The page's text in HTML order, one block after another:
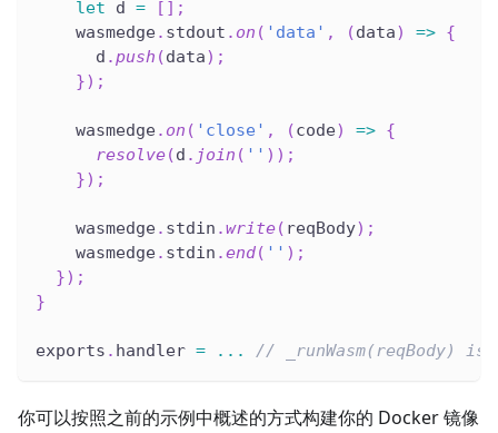
let d = [ ] ;
    wasmedge
. stdout . on ( 'data' , (data) => {
      d
.push (data) ;
}) ;
    wasmedge
. on ( 'close' , (code) => {
resolve(d . join ( '' ) ) ;
}) ;
    wasmedge
. stdin .write( reqBody) ;
    wasmedge
. stdin .end( '' ) ;
}) ;
}
exports . handler = ... // _runWasm(reqBody)
你可以按照之前的示例中概述的方式构建你的 Docker 镜像